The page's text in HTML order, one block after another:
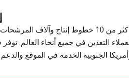
وبفضل وجود أكثر من 10 خطوط إنتاج وآلاف
التعدين في جميع أنحاء العالم.
الجنوبية الخدمة في الموقع